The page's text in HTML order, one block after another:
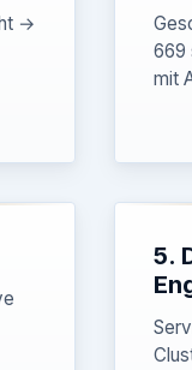
→
669
mit
5.